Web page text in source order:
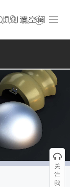
English
关
注
我